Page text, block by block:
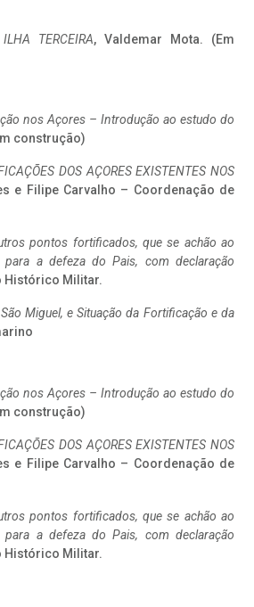
TERCEIRA, Valdemar Mota. (Em
nos Açores – Introdução ao estudo do
construção)
DOS AÇORES EXISTENTES NOS
e Filipe Carvalho – Coordenação de
pontos fortificados, que se achão ao
para a defeza do Pais, com declaração
Histórico Militar.
Miguel, e Situação da Fortificação e da
nos Açores – Introdução ao estudo do
construção)
DOS AÇORES EXISTENTES NOS
e Filipe Carvalho – Coordenação de
pontos fortificados, que se achão ao
para a defeza do Pais, com declaração
Histórico Militar.